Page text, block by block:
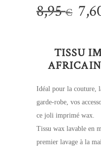
8,95€ Le
TISSU
Idéal pour la couture,
garde-robe, vos
ce joli imprimé wax.
Tissu wax lavable en
premier lavage à la